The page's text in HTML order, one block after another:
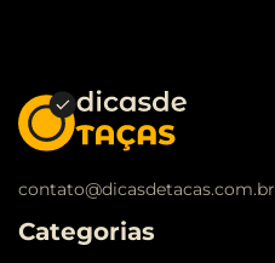
contato@dicasdetacas.com.br
Categorias